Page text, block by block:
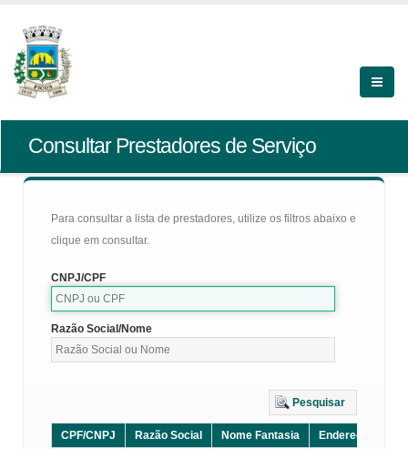
Consultar Prestadores de Serviço
Para consultar a lista de prestadores, utilize os filtros abaixo e
clique em consultar.
CNPJ/CPF
Razão Social/Nome
Pesquisar
CPF/CNPJ Razão Social Nome Fantasia Endereço